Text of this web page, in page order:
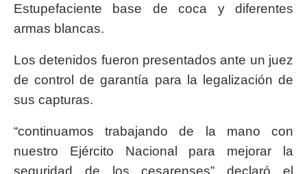
Estupefaciente base de coca y diferentes
armas blancas.
Los detenidos fueron presentados ante un juez
de control de garantía para la legalización de
sus capturas.
“continuamos trabajando de la mano con
nuestro Ejército Nacional para mejorar la
seguridad de los cesarenses” declaró el